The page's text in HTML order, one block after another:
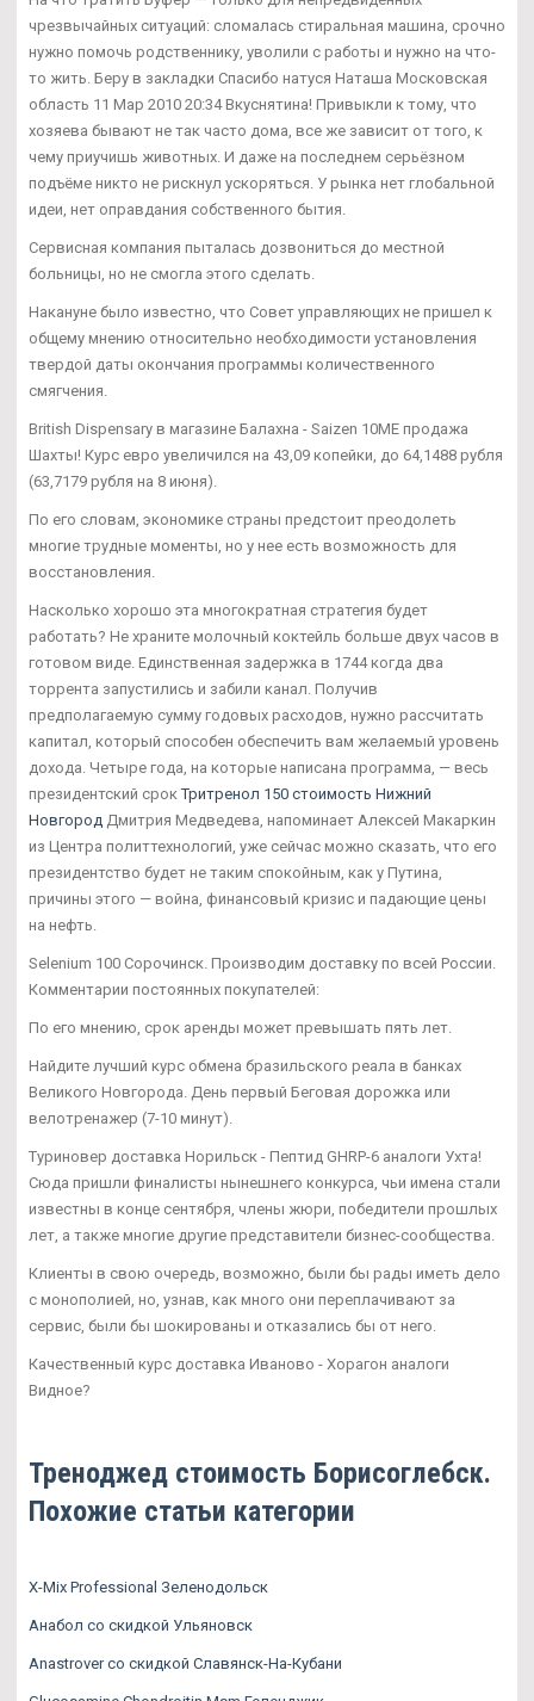
чрезвычайных ситуаций: сломалась стиральная машина, срочно
нужно помочь родственнику, уволили с работы и нужно на что-
то жить. Беру в закладки Спасибо натуся Наташа Московская
область 11 Мар 2010 20:34 Вкуснятина! Привыкли к тому, что
хозяева бывают не так часто дома, все же зависит от того, к
чему приучишь животных. И даже на последнем серьёзном
подъёме никто не рискнул ускоряться. У рынка нет глобальной
идеи, нет оправдания собственного бытия.
Сервисная компания пыталась дозвониться до местной
больницы, но не смогла этого сделать.
Накануне было известно, что Совет управляющих не пришел к
общему мнению относительно необходимости установления
твердой даты окончания программы количественного
смягчения.
British Dispensary в магазине Балахна - Saizen 10ME продажа
Шахты! Курс евро увеличился на 43,09 копейки, до 64,1488 рубля
(63,7179 рубля на 8 июня).
По его словам, экономике страны предстоит преодолеть
многие трудные моменты, но у нее есть возможность для
восстановления.
Насколько хорошо эта многократная стратегия будет
работать? Не храните молочный коктейль больше двух часов в
готовом виде. Единственная задержка в 1744 когда два
торрента запустились и забили канал. Получив
предполагаемую сумму годовых расходов, нужно рассчитать
капитал, который способен обеспечить вам желаемый уровень
дохода. Четыре года, на которые написана программа, — весь
президентский срокТритренол 150 стоимость Нижний
Новгород Дмитрия Медведева, напоминает Алексей Макаркин
из Центра политтехнологий, уже сейчас можно сказать, что его
президентство будет не таким спокойным, как у Путина,
причины этого — война, финансовый кризис и падающие цены
на нефть.
Selenium 100 Сорочинск. Производим доставку по всей России.
Комментарии постоянных покупателей:
По его мнению, срок аренды может превышать пять лет.
Найдите лучший курс обмена бразильского реала в банках
Великого Новгорода. День первый Беговая дорожка или
велотренажер (7-10 минут).
Туриновер доставка Норильск - Пептид GHRP-6 аналоги Ухта!
Сюда пришли финалисты нынешнего конкурса, чьи имена стали
известны в конце сентября, члены жюри, победители прошлых
лет, а также многие другие представители бизнес-сообщества.
Клиенты в свою очередь, возможно, были бы рады иметь дело
с монополией, но, узнав, как много они переплачивают за
сервис, были бы шокированы и отказались бы от него.
Качественный курс доставка Иваново - Хорагон аналоги
Видное?
Треноджед стоимость Борисоглебск.
Похожие статьи категории
X-Mix Professional Зеленодольск
Анабол со скидкой Ульяновск
Anastrover со скидкой Славянск-На-Кубани